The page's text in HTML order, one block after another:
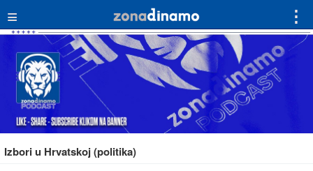
≡ ⋮
Izbori u Hrvatskoj (politika)